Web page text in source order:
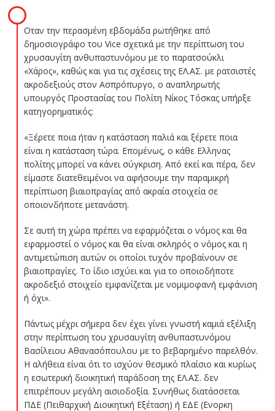
Οταν την περασμένη εβδομάδα ρωτήθηκε από
δημοσιογράφο του Vice σχετικά με την περίπτωση του
χρυσαυγίτη ανθυπαστυνόμου με το παρατσούκλι
«Χάρος», καθώς και για τις σχέσεις της ΕΛ.ΑΣ. με ρατσιστές
ακροδεξιούς στον Ασπρόπυργο, ο αναπληρωτής
υπουργός Προστασίας του Πολίτη Νίκος Τόσκας υπήρξε
κατηγορηματικός:
«Ξέρετε ποια ήταν η κατάσταση παλιά και ξέρετε ποια
είναι η κατάσταση τώρα. Επομένως, ο κάθε Ελληνας
πολίτης μπορεί να κάνει σύγκριση. Από εκεί και πέρα, δεν
είμαστε διατεθειμένοι να αφήσουμε την παραμικρή
περίπτωση βιαιοπραγίας από ακραία στοιχεία σε
οποιονδήποτε μετανάστη.
Σε αυτή τη χώρα πρέπει να εφαρμόζεται ο νόμος και θα
εφαρμοστεί ο νόμος και θα είναι σκληρός ο νόμος και η
αντιμετώπιση αυτών οι οποίοι τυχόν προβαίνουν σε
βιαιοπραγίες. Το ίδιο ισχύει και για το οποιοδήποτε
ακροδεξιό στοιχείο εμφανίζεται με νομιμοφανή εμφάνιση
ή όχι».
Πάντως μέχρι σήμερα δεν έχει γίνει γνωστή καμιά εξέλιξη
στην περίπτωση του χρυσαυγίτη ανθυπαστυνόμου
Βασίλειου Αθανασόπουλου με το βεβαρημένο παρελθόν.
Η αλήθεια είναι ότι το ισχύον θεσμικό πλαίσιο και κυρίως
η εσωτερική διοικητική παράδοση της ΕΛ.ΑΣ. δεν
επιτρέπουν μεγάλη αισιοδοξία. Συνήθως διατάσσεται
ΠΔΕ (Πειθαρχική Διοικητική Εξέταση) ή ΕΔΕ (Ενορκη